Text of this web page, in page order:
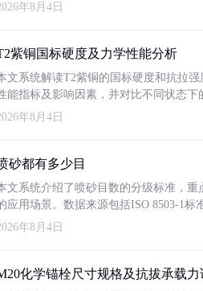
年8月4日
紫铜国标硬度及力学性能分析
文系统解读T2紫铜的国标硬度和抗拉
能指标及影响因素，并对比不同状态下
年8月4日
砂都有多少目
文系统介绍了喷砂目数的分级标准，重
应用场景。数据来源包括ISO 8503-1标
年8月4日
化学锚栓尺寸规格及抗拔承载力